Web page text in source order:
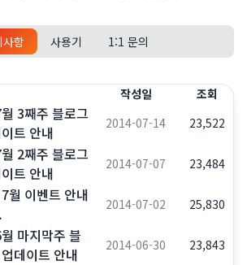
항 사용기 1:1 문의
작성일
조회
3째주 블로그
트 안내
2014-07-14 23,522
2째주 블로그
트 안내
2014-07-07 23,484
월 이벤트 안내
2014-07-02 25,830
마지막주 블
데이트 안내
2014-06-30 23,843